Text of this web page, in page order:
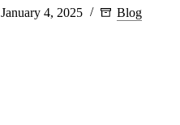
January 4, 2025 Blog